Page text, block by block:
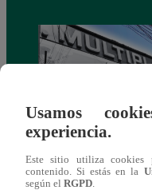
Asesinan a
Usamos
experiencia.
Este sitio utiliza cookies
contenido. Si estás en la
según el RGPD.